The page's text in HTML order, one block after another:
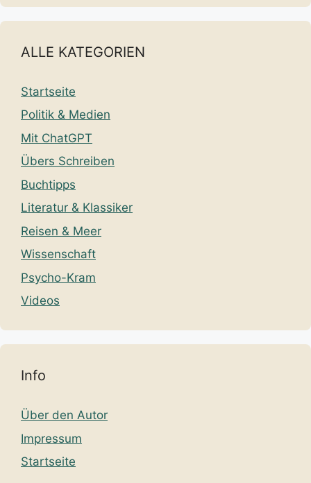
ALLE KATEGORIEN
Startseite
Politik & Medien
Mit ChatGPT
Übers Schreiben
Buchtipps
Literatur & Klassiker
Reisen & Meer
Wissenschaft
Psycho-Kram
Videos
Info
Über den Autor
Impressum
Startseite